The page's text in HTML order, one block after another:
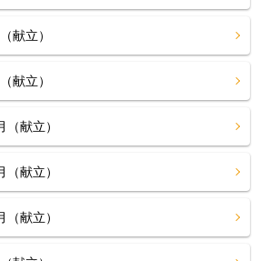
献立）
献立）
献立）
献立）
献立）